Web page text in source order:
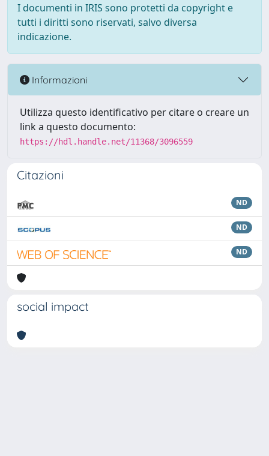
I documenti in IRIS sono protetti da copyright e
tutti i diritti sono riservati, salvo diversa
indicazione.
Informazioni
Utilizza questo identificativo per citare o creare un
link a questo documento:
https://hdl.handle.net/11368/3096559
Citazioni
ND
ND
ND
social impact